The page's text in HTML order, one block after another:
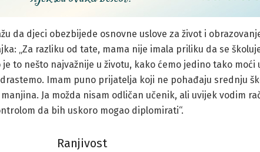
da djeci obezbijede osnovne uslove za život i
„Za razliku od tate, mama nije imala priliku da se
to nešto najvažnije u životu, kako ćemo jedino tako moći
Imam puno prijatelja koji ne pohađaju srednju
Ja možda nisam odličan učenik, ali uvijek vodim
da bih uskoro mogao diplomirati“.
Ranjivost